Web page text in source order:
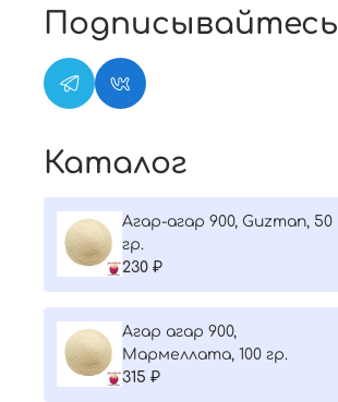
Подписывайтесь
Каталог
Агар-агар 900, Guzman, 50
гр.
230 ₽
Агар агар 900,
Мармеллата, 100 гр.
315 ₽